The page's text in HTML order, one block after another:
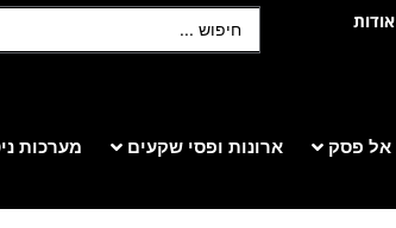
אודות
אל פסק ארונות ופסי שקעים מערכות